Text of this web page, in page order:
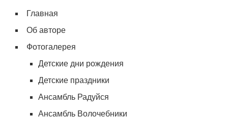
Главная
Об авторе
Фотогалерея
Детские дни рождения
Детские праздники
Ансамбль Радуйся
Ансамбль Волочебники